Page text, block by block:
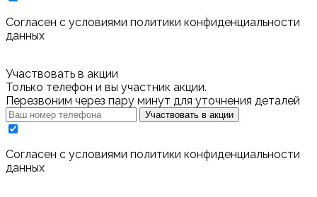
Cогласен с условиями политики конфиденциальности
данных
Участвовать в акции
Только телефон и вы участник акции.
Перезвоним через пару минут для уточнения деталей
Участвовать в акции
Cогласен с условиями политики конфиденциальности
данных